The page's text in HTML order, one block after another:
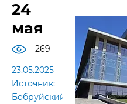
24
мая
269
23.05.2025
Источник:
Бобруйский